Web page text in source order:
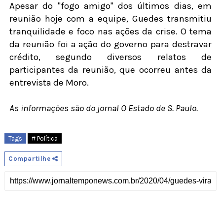
Apesar do "fogo amigo" dos últimos dias, em
reunião hoje com a equipe, Guedes transmitiu
tranquilidade e foco nas ações da crise. O tema
da reunião foi a ação do governo para destravar
crédito, segundo diversos relatos de
participantes da reunião, que ocorreu antes da
entrevista de Moro.
As informações são do jornal O Estado de S. Paulo.
Tags # Política
Compartilhe